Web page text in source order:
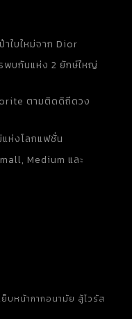
ใบใหม่จาก Dior
บกันแห่ง 2 ยักษ์ใหญ่
ตามติดดิถีดวง
แห่งโลกแฟชั่น
Medium และ
ย็บหน้ากากอนามัย สู้ไวรัส